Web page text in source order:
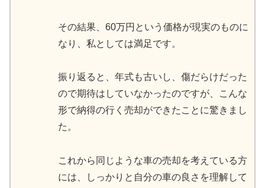
その結果、60万円という価格が現実のものに
なり、私としては満足です。
振り返ると、年式も古いし、傷だらけだった
ので期待はしていなかったのですが、こんな
形で納得の行く売却ができたことに驚きまし
た。
これから同じような車の売却を考えている方
には、しっかりと自分の車の良さを理解して